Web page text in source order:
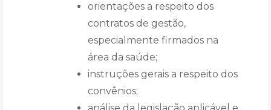
orientações a respeito dos
contratos de gestão,
especialmente firmados na
área da saúde;
instruções gerais a respeito dos
convênios;